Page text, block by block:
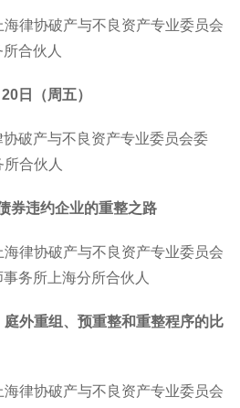
海律协破产与不良资产专业委员会
合伙人
日（周五）
协破产与不良资产专业委员会委
合伙人
券违约企业的重整之路
海律协破产与不良资产专业委员会
务所上海分所合伙人
外重组、预重整和重整程序的比
海律协破产与不良资产专业委员会